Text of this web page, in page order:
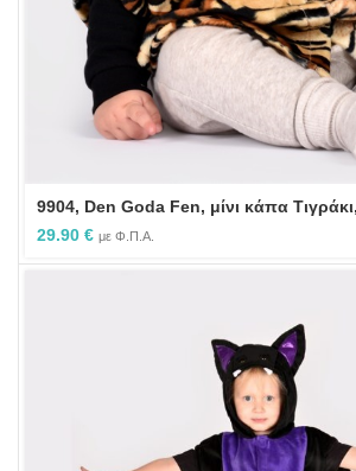
9904, Den Goda Fen, μίνι κάπα
29.90 € με Φ.Π.Α.